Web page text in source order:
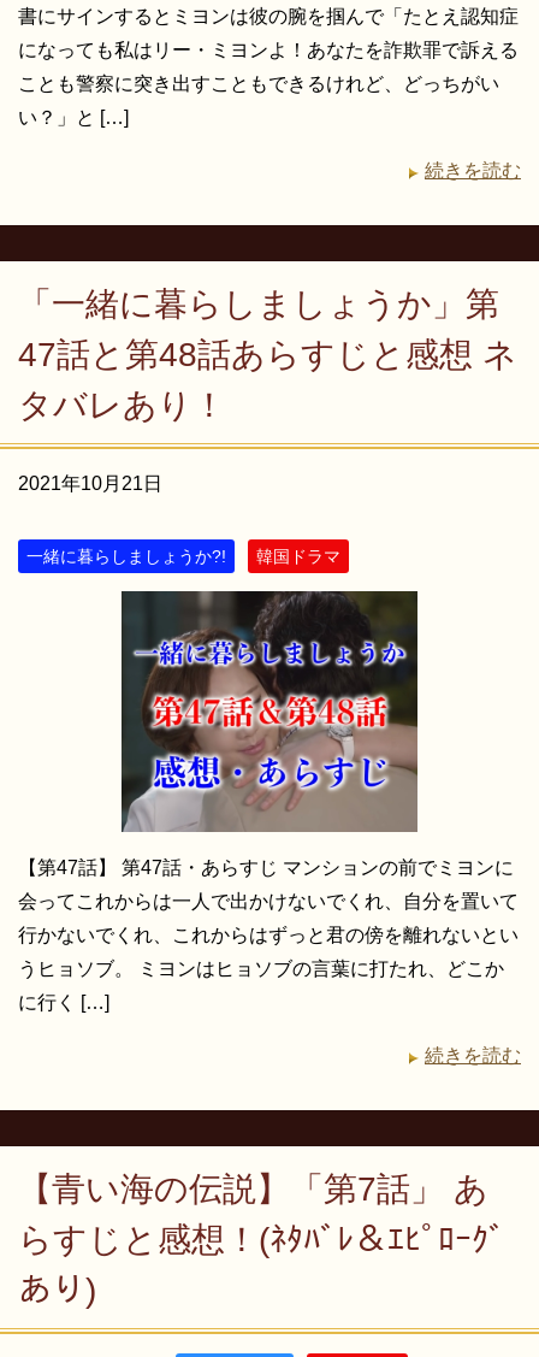
書にサインするとミヨンは彼の腕を掴んで「たとえ認知症
になっても私はリー・ミヨンよ！あなたを詐欺罪で訴える
ことも警察に突き出すこともできるけれど、どっちがい
い？」と […]
続きを読む
「一緒に暮らしましょうか」第
47話と第48話あらすじと感想 ネ
タバレあり！
2021年10月21日
一緒に暮らしましょうか?! 韓国ドラマ
【第47話】 第47話・あらすじ マンションの前でミヨンに
会ってこれからは一人で出かけないでくれ、自分を置いて
行かないでくれ、これからはずっと君の傍を離れないとい
うヒョソブ。 ミヨンはヒョソブの言葉に打たれ、どこか
に行く […]
続きを読む
【青い海の伝説】「第7話」 あ
らすじと感想！(ﾈﾀﾊﾞﾚ＆ｴﾋﾟﾛｰｸﾞ
あり)